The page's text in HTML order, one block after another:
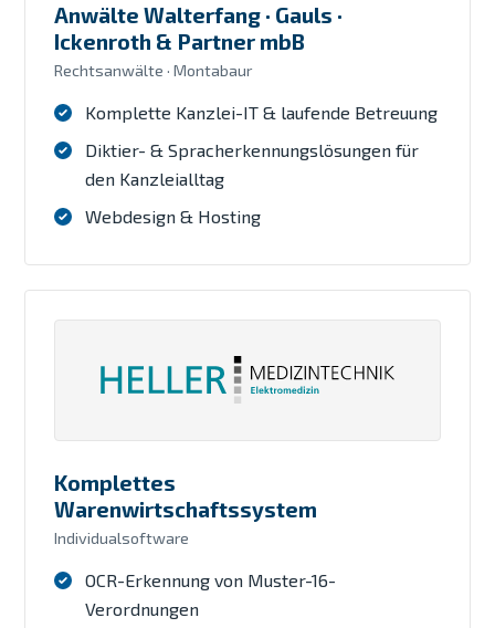
Anwälte Walterfang · Gauls ·
Ickenroth & Partner mbB
Rechtsanwälte · Montabaur
Komplette Kanzlei-IT & laufende Betreuung
Diktier- & Spracherkennungslösungen für
den Kanzleialltag
Webdesign & Hosting
Komplettes
Warenwirtschaftssystem
Individualsoftware
OCR-Erkennung von Muster-16-
Verordnungen